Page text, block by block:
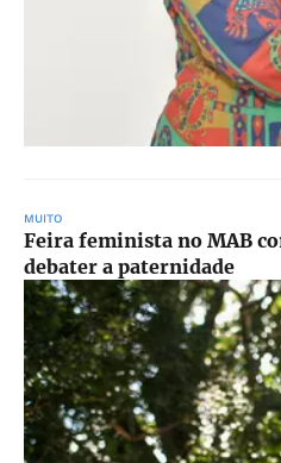
MUITO
Feira feminista no MAB
debater a paternidade